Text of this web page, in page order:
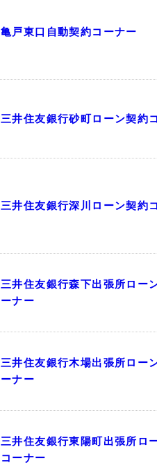
亀戸東口自動契約コーナー
三井住友銀行砂町ローン契約
三井住友銀行深川ローン契約
三井住友銀行森下出張所ロー
ーナー
三井住友銀行木場出張所ロー
ーナー
三井住友銀行東陽町出張所ロ
コーナー